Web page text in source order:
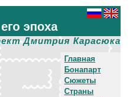
эпоха
Дмитрия Карасюка
Главная
Бонапарт
Сюжеты
Страны